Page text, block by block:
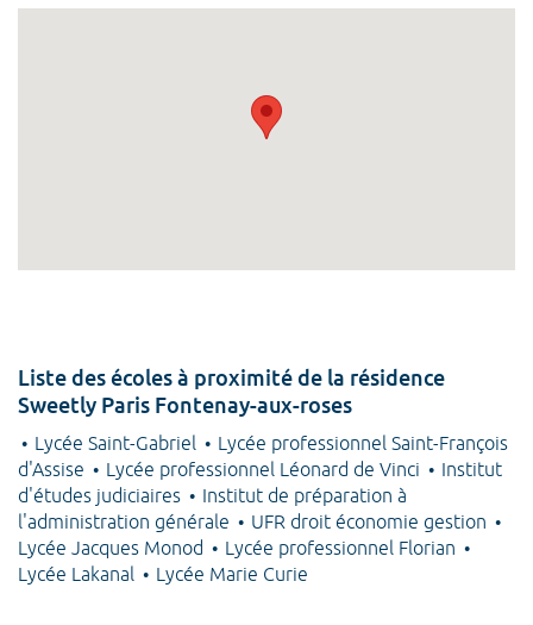
Liste des écoles à proximité de la résidence
Sweetly Paris Fontenay-aux-roses
Lycée Saint-Gabriel
Lycée professionnel Saint-François
d'Assise
Lycée professionnel Léonard de Vinci
Institut
d'études judiciaires
Institut de préparation à
l'administration générale
UFR droit économie gestion
Lycée Jacques Monod
Lycée professionnel Florian
Lycée Lakanal
Lycée Marie Curie